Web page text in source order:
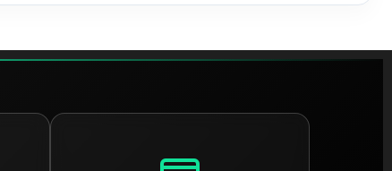
sur un élément sale.